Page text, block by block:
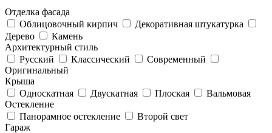
Отделка фасада
Облицовочный кирпич
Декоративная штукатурка
Дерево
Камень
Архитектурный стиль
Русский
Классический
Современный
Оригинальный
Крыша
Односкатная
Двускатная Плоская
Вальмовая
Остекление
Панорамное остекление
Второй свет
Гараж